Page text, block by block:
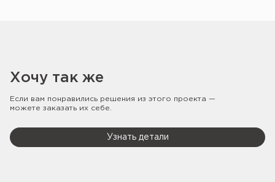
Хочу так же
Если вам понравились решения из этого проекта —
можете заказать их себе.
Узнать детали